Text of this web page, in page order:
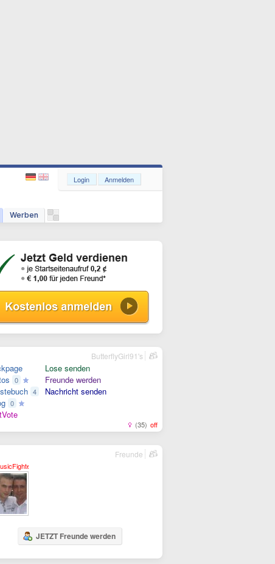
Werben
Login Anmelden
0
4
0
Lose senden
Freunde werden
Nachricht senden
(35) off
ButterflyGirl91's
JETZT Freunde werden
Freunde